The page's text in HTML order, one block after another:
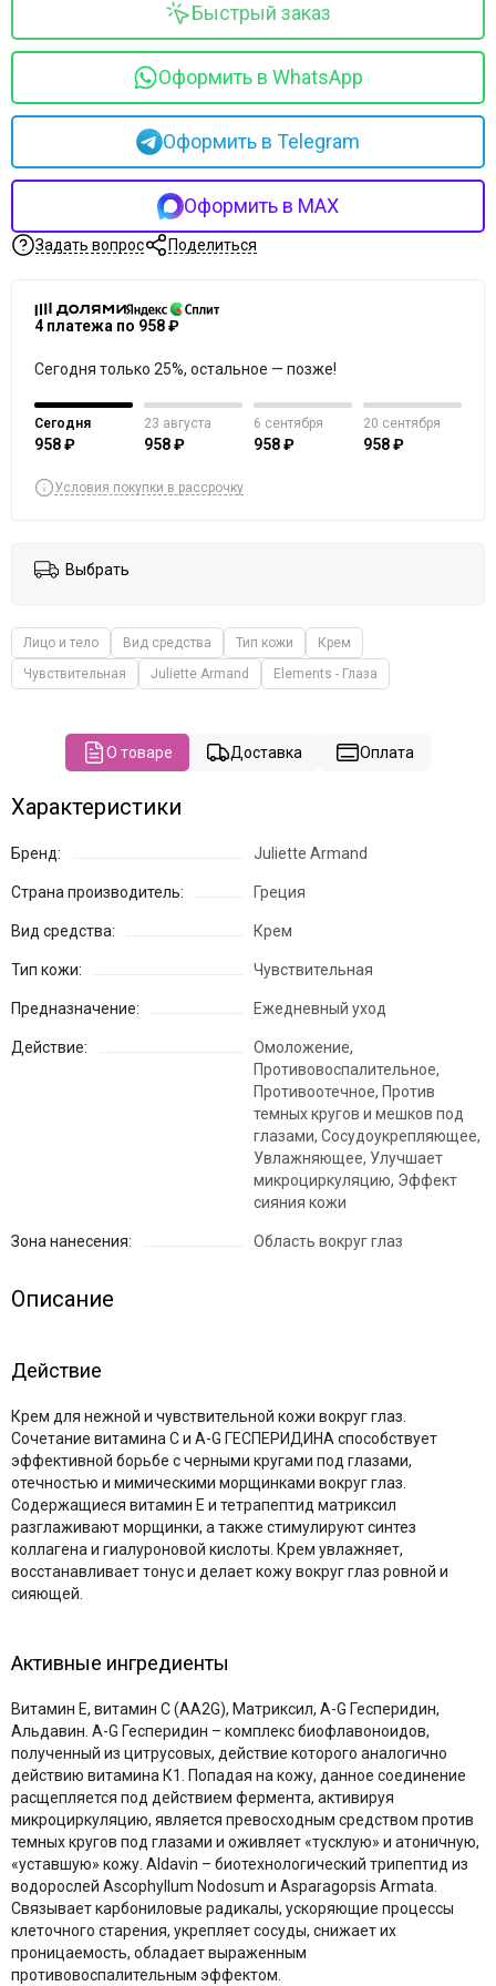
Mesopharm Professional
Metatron
Neoretin Discrom Control
Obagi
Resedaodor
Shiki No Nagomi
Skincouture
Skinosophy
Skin Resist
Skintellectual Solutions
Tegoder
Tete
Vivax
YU.R Skin Solution
Оформить в WhatsApp
Оформить в Telegram
Оформить в MAX
Быстрый заказ
Задать вопрос Поделиться
4 платежа по 958 ₽
Сегодня только 25%, остальное — позже!
Сегодня
958 ₽
23 августа
958 ₽
6 сентября
958 ₽
20 сентября
958 ₽
Условия покупки в рассрочку
Выбрать
Лицо и тело Вид средства Тип кожи
Крем
Чувствительная
Juliette Armand Elements - Глаза
О товаре Доставка Оплата
Характеристики
Бренд: Juliette Armand
Страна производитель: Греция
Вид средства: Крем
Тип кожи: Чувствительная
Предназначение: Ежедневный уход
Действие:
Омоложение,
Противовоспалительное,
Противоотечное, Против
темных кругов и мешков под
глазами, Сосудоукрепляющее,
Увлажняющее, Улучшает
микроциркуляцию, Эффект
сияния кожи
Зона нанесения: Область вокруг глаз
Описание
Действие
Крем для нежной и чувствительной кожи вокруг глаз.
Сочетание витамина C и A-G ГЕСПЕРИДИНА способствует
эффективной борьбе с черными кругами под глазами,
отечностью и мимическими морщинками вокруг глаз.
Содержащиеся витамин E и тетрапептид матриксил
разглаживают морщинки, а также стимулируют синтез
коллагена и гиалуроновой кислоты. Крем увлажняет,
восстанавливает тонус и делает кожу вокруг глаз ровной и
сияющей.
Активные ингредиенты
Витамин Е, витамин С (AA2G), Матриксил, A-G Гесперидин,
Альдавин. A-G Гесперидин – комплекс биофлавоноидов,
полученный из цитрусовых, действие которого аналогично
действию витамина К1. Попадая на кожу, данное соединение
расщепляется под действием фермента, активируя
микроциркуляцию, является превосходным средством против
темных кругов под глазами и оживляет «тусклую» и атоничную,
«уставшую» кожу. Aldavin – биотехнологический трипептид из
водорослей Ascophyllum Nodosum и Asparagopsis Armata.
Связывает карбониловые радикалы, ускоряющие процессы
клеточного старения, укрепляет сосуды, снижает их
проницаемость, обладает выраженным
противовоспалительным эффектом.